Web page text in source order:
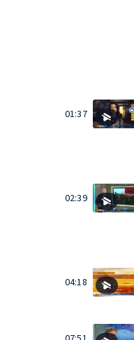
01:37
02:39
04:18